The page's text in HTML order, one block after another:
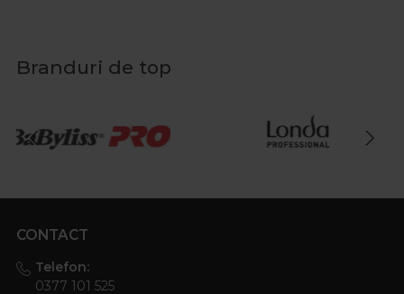
Branduri de top
CONTACT
Telefon:
0377 101 525